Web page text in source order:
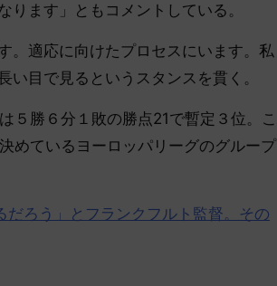
ます」ともコメントしている。
。適応に向けたプロセスにいます。私
目で見るというスタンスを貫く。
勝６分１敗の勝点21で暫定３位。こ
めているヨーロッパリーグのグループ
だろう」とフランクフルト監督。その